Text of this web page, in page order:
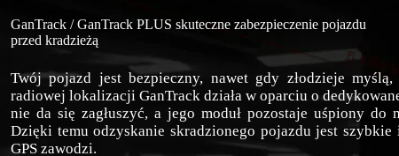
GanTrack / GanTrack PLUS skuteczne zabezpieczenie pojazdu
przed kradzieżą
Twój pojazd jest bezpieczny, nawet gdy złodzieje
radiowej lokalizacji GanTrack działa w oparciu o
nie da się zagłuszyć, a jego moduł pozostaje uśpiony do
Dzięki temu odzyskanie skradzionego pojazdu jest szybkie
GPS zawodzi.